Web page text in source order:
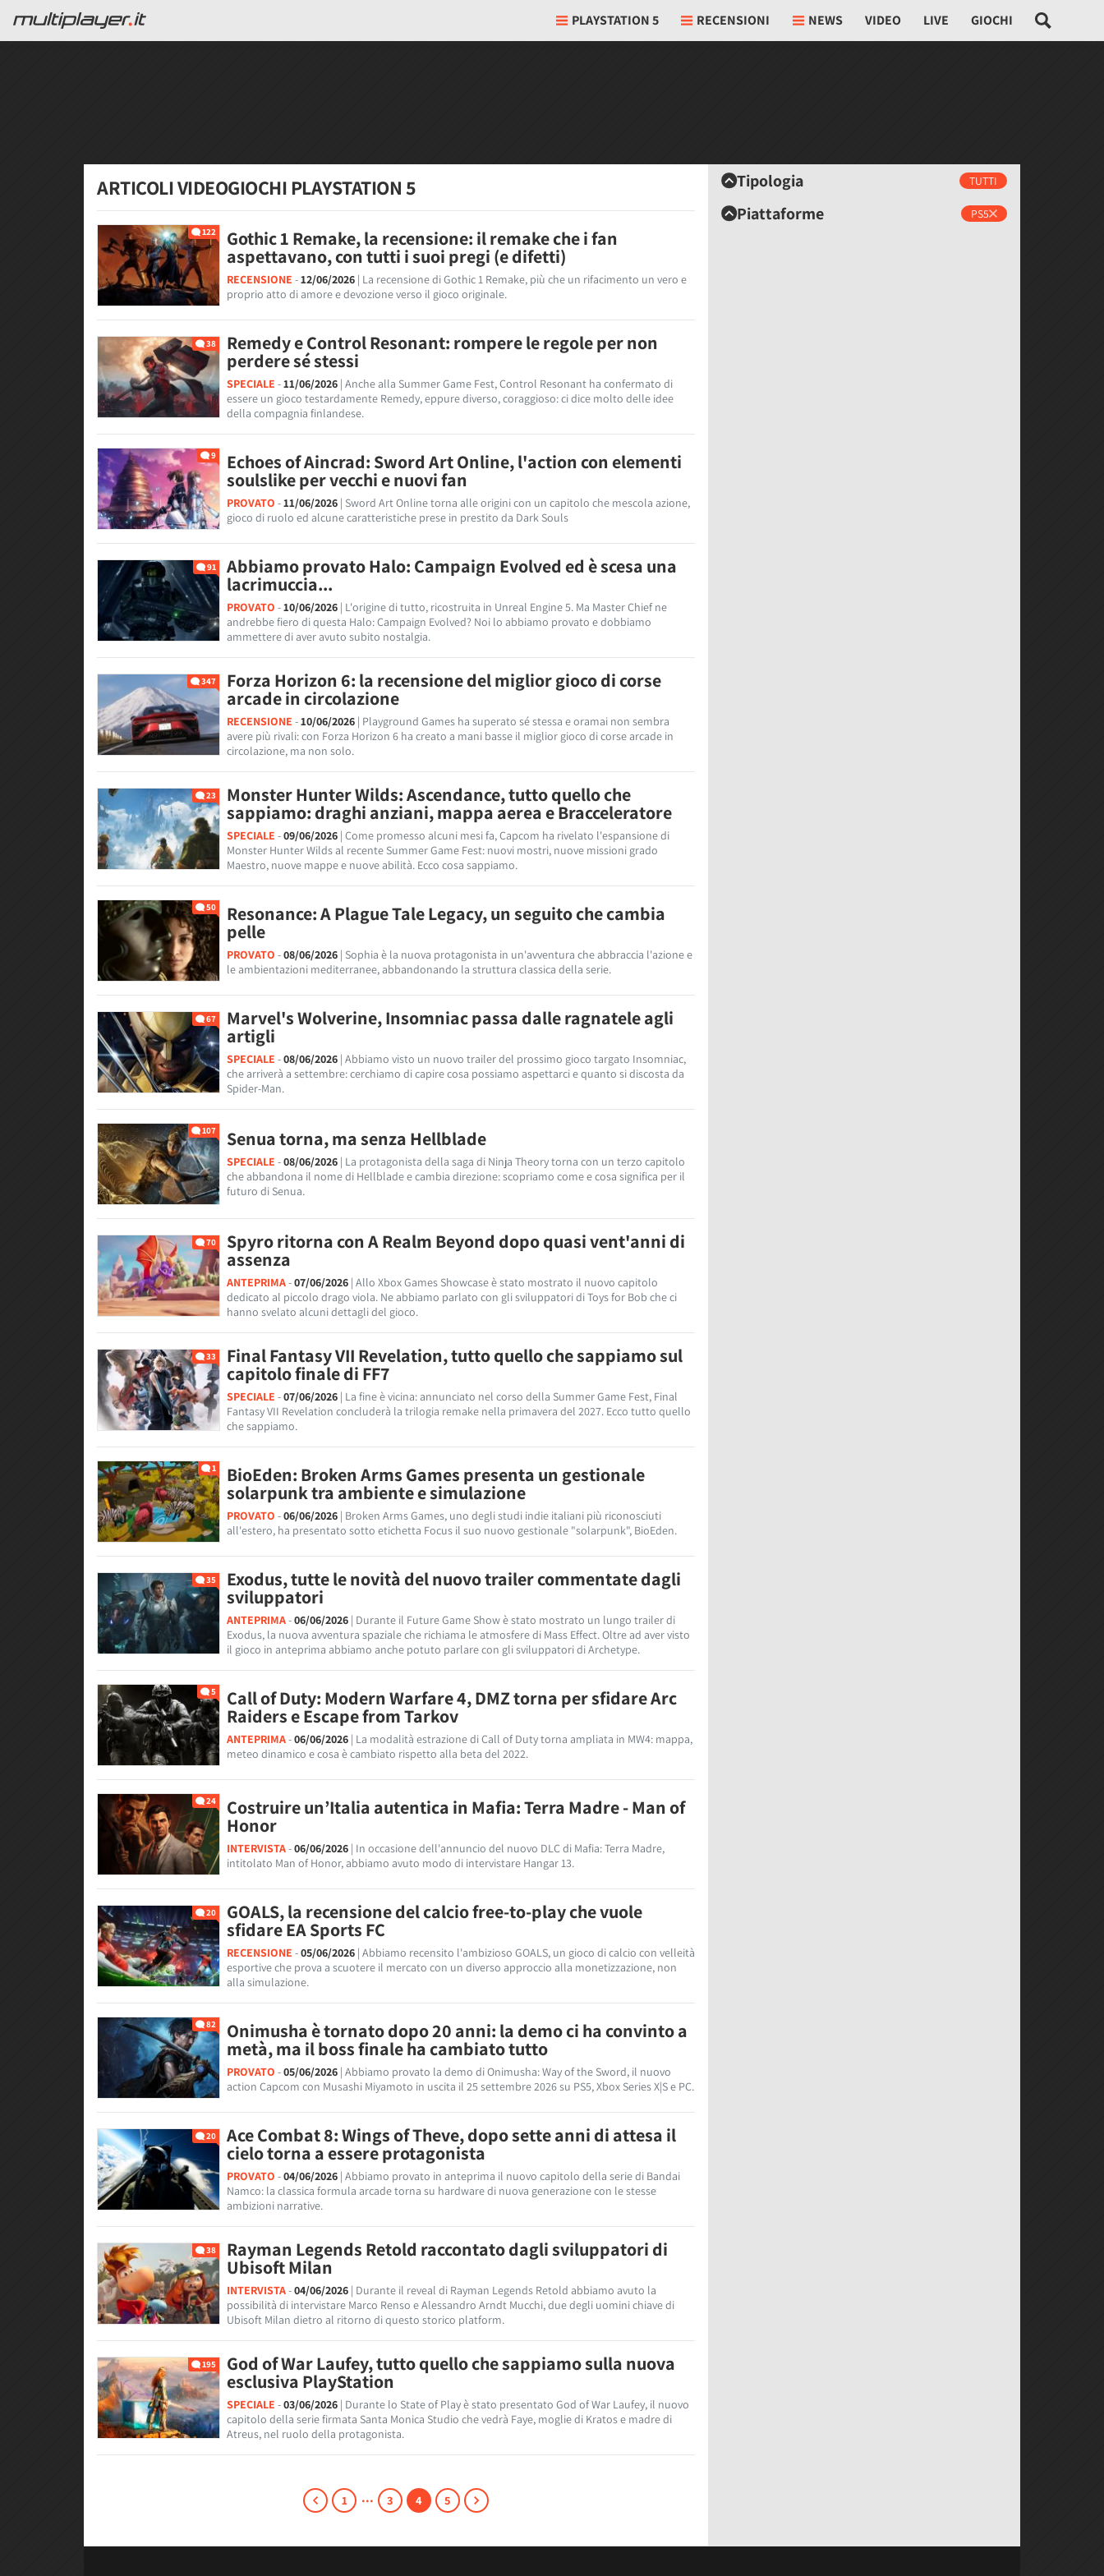
PLAYSTATION 5 RECENSIONI NEWS VIDEO LIVE GIOCHI
Tipologia TUTTI
Piattaforme PS5
ARTICOLI VIDEOGIOCHI PLAYSTATION 5
122 Gothic 1 Remake, la recensione: il remake che i fan
aspettavano, con tutti i suoi pregi (e difetti)
RECENSIONE -12/06/2026 | La recensione di Gothic 1 Remake, più che un rifacimento un vero e
proprio atto di amore e devozione verso il gioco originale.
38 Remedy e Control Resonant: rompere le regole per non
perdere sé stessi
SPECIALE -11/06/2026 | Anche alla Summer Game Fest, Control Resonant ha confermato di
essere un gioco testardamente Remedy, eppure diverso, coraggioso: ci dice molto delle idee
della compagnia finlandese.
9 Echoes of Aincrad: Sword Art Online, l'action con elementi
soulslike per vecchi e nuovi fan
PROVATO -11/06/2026 | Sword Art Online torna alle origini con un capitolo che mescola azione,
gioco di ruolo ed alcune caratteristiche prese in prestito da Dark Souls
91 Abbiamo provato Halo: Campaign Evolved ed è scesa una
lacrimuccia...
PROVATO -10/06/2026 | L'origine di tutto, ricostruita in Unreal Engine 5. Ma Master Chief ne
andrebbe fiero di questa Halo: Campaign Evolved? Noi lo abbiamo provato e dobbiamo
ammettere di aver avuto subito nostalgia.
347 Forza Horizon 6: la recensione del miglior gioco di corse
arcade in circolazione
RECENSIONE -10/06/2026 | Playground Games ha superato sé stessa e oramai non sembra
avere più rivali: con Forza Horizon 6 ha creato a mani basse il miglior gioco di corse arcade in
circolazione, ma non solo.
23 Monster Hunter Wilds: Ascendance, tutto quello che
sappiamo: draghi anziani, mappa aerea e Bracceleratore
SPECIALE -09/06/2026 | Come promesso alcuni mesi fa, Capcom ha rivelato l'espansione di
Monster Hunter Wilds al recente Summer Game Fest: nuovi mostri, nuove missioni grado
Maestro, nuove mappe e nuove abilità. Ecco cosa sappiamo.
50 Resonance: A Plague Tale Legacy, un seguito che cambia
pelle
PROVATO -08/06/2026 | Sophia è la nuova protagonista in un'avventura che abbraccia l'azione e
le ambientazioni mediterranee, abbandonando la struttura classica della serie.
67 Marvel's Wolverine, Insomniac passa dalle ragnatele agli
artigli
SPECIALE -08/06/2026 | Abbiamo visto un nuovo trailer del prossimo gioco targato Insomniac,
che arriverà a settembre: cerchiamo di capire cosa possiamo aspettarci e quanto si discosta da
Spider-Man.
107 Senua torna, ma senza Hellblade
SPECIALE -08/06/2026 | La protagonista della saga di Ninja Theory torna con un terzo capitolo
che abbandona il nome di Hellblade e cambia direzione: scopriamo come e cosa significa per il
futuro di Senua.
70 Spyro ritorna con A Realm Beyond dopo quasi vent'anni di
assenza
ANTEPRIMA-07/06/2026 | Allo Xbox Games Showcase è stato mostrato il nuovo capitolo
dedicato al piccolo drago viola. Ne abbiamo parlato con gli sviluppatori di Toys for Bob che ci
hanno svelato alcuni dettagli del gioco.
33 Final Fantasy VII Revelation, tutto quello che sappiamo sul
capitolo finale di FF7
SPECIALE -07/06/2026 | La fine è vicina: annunciato nel corso della Summer Game Fest, Final
Fantasy VII Revelation concluderà la trilogia remake nella primavera del 2027. Ecco tutto quello
che sappiamo.
1 BioEden: Broken Arms Games presenta un gestionale
solarpunk tra ambiente e simulazione
PROVATO -06/06/2026 | Broken Arms Games, uno degli studi indie italiani più riconosciuti
all'estero, ha presentato sotto etichetta Focus il suo nuovo gestionale "solarpunk", BioEden.
35 Exodus, tutte le novità del nuovo trailer commentate dagli
sviluppatori
ANTEPRIMA-06/06/2026 | Durante il Future Game Show è stato mostrato un lungo trailer di
Exodus, la nuova avventura spaziale che richiama le atmosfere di Mass Effect. Oltre ad aver visto
il gioco in anteprima abbiamo anche potuto parlare con gli sviluppatori di Archetype.
5 Call of Duty: Modern Warfare 4, DMZ torna per sfidare Arc
Raiders e Escape from Tarkov
ANTEPRIMA-06/06/2026 | La modalità estrazione di Call of Duty torna ampliata in MW4: mappa,
meteo dinamico e cosa è cambiato rispetto alla beta del 2022.
24 Costruire un’Italia autentica in Mafia: Terra Madre - Man of
Honor
INTERVISTA-06/06/2026 | In occasione dell'annuncio del nuovo DLC di Mafia: Terra Madre,
intitolato Man of Honor, abbiamo avuto modo di intervistare Hangar 13.
20 GOALS, la recensione del calcio free-to-play che vuole
sfidare EA Sports FC
RECENSIONE -05/06/2026 | Abbiamo recensito l'ambizioso GOALS, un gioco di calcio con velleità
esportive che prova a scuotere il mercato con un diverso approccio alla monetizzazione, non
alla simulazione.
82 Onimusha è tornato dopo 20 anni: la demo ci ha convinto a
metà, ma il boss finale ha cambiato tutto
PROVATO -05/06/2026 | Abbiamo provato la demo di Onimusha: Way of the Sword, il nuovo
action Capcom con Musashi Miyamoto in uscita il 25 settembre 2026 su PS5, Xbox Series X|S e PC.
20 Ace Combat 8: Wings of Theve, dopo sette anni di attesa il
cielo torna a essere protagonista
PROVATO -04/06/2026 | Abbiamo provato in anteprima il nuovo capitolo della serie di Bandai
Namco: la classica formula arcade torna su hardware di nuova generazione con le stesse
ambizioni narrative.
38 Rayman Legends Retold raccontato dagli sviluppatori di
Ubisoft Milan
INTERVISTA-04/06/2026 | Durante il reveal di Rayman Legends Retold abbiamo avuto la
possibilità di intervistare Marco Renso e Alessandro Arndt Mucchi, due degli uomini chiave di
Ubisoft Milan dietro al ritorno di questo storico platform.
195 God of War Laufey, tutto quello che sappiamo sulla nuova
esclusiva PlayStation
SPECIALE -03/06/2026 | Durante lo State of Play è stato presentato God of War Laufey, il nuovo
capitolo della serie firmata Santa Monica Studio che vedrà Faye, moglie di Kratos e madre di
Atreus, nel ruolo della protagonista.
1 ... 3 4 5